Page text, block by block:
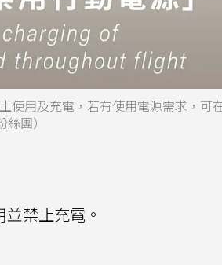
使用及充電，若有使用電源需求，可
團）
禁止充電。